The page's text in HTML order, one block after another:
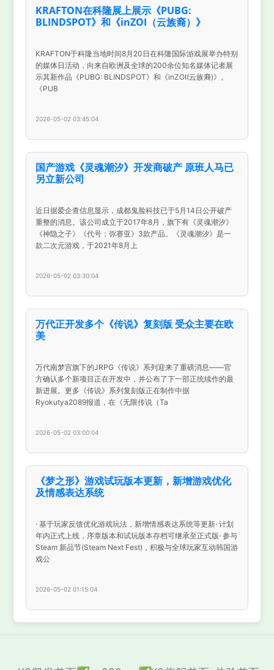
KRAFTON在科隆展上展示《PUBG:
BLINDSPOT》和《inZOI（云族裔）》
KRAFTON于科隆当地时间8月20日在科隆国际游戏展举办特别
的媒体日活动，向来自欧洲及全球的200余位知名媒体记者展
示其新作品《PUBG: BLINDSPOT》和《inZOI(云族裔)》。
《PUB
2026-05-02 03:45:04
国产游戏《灵魂潮汐》开发商破产 原班人马已
另立新公司
近日据爱企查信息显示，成都鬼脸科技已于5月14日公开破产
重整的消息。该公司成立于2017年8月，旗下有《灵魂潮汐》
《神隐之子》《代号：弥赛亚》3款产品。《灵魂潮汐》是一
款二次元游戏，于2021年8月上
2026-05-02 03:30:04
万代正开发多个《传说》复刻版 受众主要在欧
美
万代南梦宫旗下的JRPG《传说》系列迎来了重磅消息——官
方确认多个新项目正在开发中，并公布了下一部正统续作的最
新进展。更多《传说》系列复刻版正在制作中据
Ryokutya2089报道，在《无限传说（Ta
2026-05-02 03:00:04
《梦之形》游戏试玩版本更新，新增游戏优化
及情感表达系统
· 基于玩家反馈优化游戏玩法，新增情感表达系统等更新· 计划
年内正式上线，序章版本和试玩版本存档可继承至正式版· 参与
Steam 新品节(Steam Next Fest)，积极与全球玩家互动韩国游
戏公
2026-05-02 01:15:04